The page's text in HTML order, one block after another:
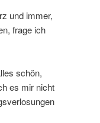
und immer,
frage ich
schön,
es mir nicht